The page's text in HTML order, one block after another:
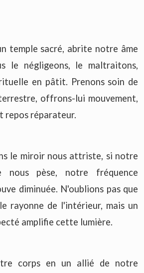
temple sacré, abrite notre âme
le négligeons, le maltraitons,
en pâtit. Prenons soin de
offrons-lui mouvement,
repos réparateur.
le miroir nous attriste, si notre
nous pèse, notre fréquence
diminuée. N'oublions pas que
rayonne de l'intérieur, mais un
amplifie cette lumière.
corps en un allié de notre